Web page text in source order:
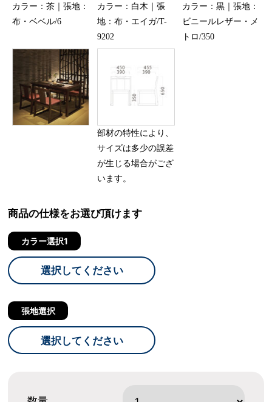
カラー：茶｜張地：
布・ベベル/6
カラー：白木｜張
地：布・エイガ/T-
9202
カラー：黒｜張地：
ビニールレザー・メ
トロ/350
部材の特性により、
サイズは多少の誤差
が生じる場合がござ
います。
商品の仕様をお選び頂けます
カラー選択1
選択してください
張地選択
選択してください